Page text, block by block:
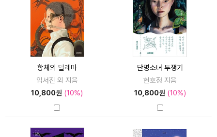
항체의 딜레마
임서진 외 지음
10,800원 (10%)
단명소녀 투쟁기
현호정 지음
10,800원 (10%)